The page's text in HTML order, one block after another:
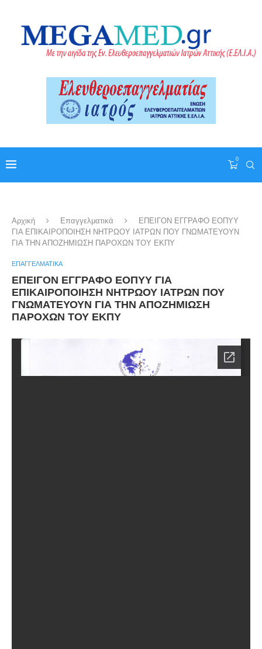
0
Αρχική Επαγγελματικά
ΕΠΕΙΓΟΝ ΕΓΓΡΑΦΟ ΕΟΠΥΥ
ΓΙΑ ΕΠΙΚΑΙΡΟΠΟΙΗΣΗ ΝΗΤΡΩΟΥ ΙΑΤΡΩΝ ΠΟΥ ΓΝΩΜΑΤΕΥΟΥΝ
ΓΙΑ ΤΗΝ ΑΠΟΖΗΜΙΩΣΗ ΠΑΡΟΧΩΝ ΤΟΥ ΕΚΠΥ
ΕΠΑΓΓΕΛΜΑΤΙΚΆ
ΕΠΕΙΓΟΝ ΕΓΓΡΑΦΟ ΕΟΠΥΥ ΓΙΑ
ΕΠΙΚΑΙΡΟΠΟΙΗΣΗ ΝΗΤΡΩΟΥ ΙΑΤΡΩΝ ΠΟΥ
ΓΝΩΜΑΤΕΥΟΥΝ ΓΙΑ ΤΗΝ ΑΠΟΖΗΜΙΩΣΗ
ΠΑΡΟΧΩΝ ΤΟΥ ΕΚΠΥ